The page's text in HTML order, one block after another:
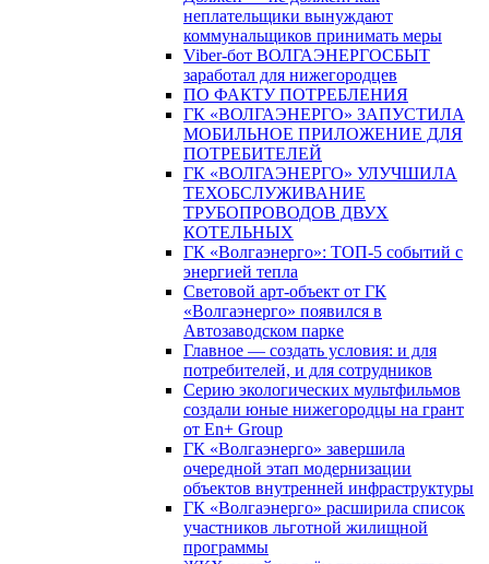
неплательщики вынуждают
коммунальщиков принимать меры
Viber-бот ВОЛГАЭНЕРГОСБЫТ
заработал для нижегородцев
ПО ФАКТУ ПОТРЕБЛЕНИЯ
ГК «ВОЛГАЭНЕРГО» ЗАПУСТИЛА
МОБИЛЬНОЕ ПРИЛОЖЕНИЕ ДЛЯ
ПОТРЕБИТЕЛЕЙ
ГК «ВОЛГАЭНЕРГО» УЛУЧШИЛА
ТЕХОБСЛУЖИВАНИЕ
ТРУБОПРОВОДОВ ДВУХ
КОТЕЛЬНЫХ
ГК «Волгаэнерго»: ТОП-5 событий с
энергией тепла
Световой арт-объект от ГК
«Волгаэнерго» появился в
Автозаводском парке
Главное — создать условия: и для
потребителей, и для сотрудников
Серию экологических мультфильмов
создали юные нижегородцы на грант
от En+ Group
ГК «Волгаэнерго» завершила
очередной этап модернизации
объектов внутренней инфраструктуры
ГК «Волгаэнерго» расширила список
участников льготной жилищной
программы